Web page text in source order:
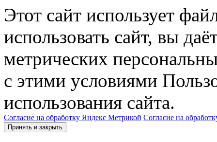
Этот сайт использует
использовать сайт, вы
метрических
с этими условиями
использования сайта.
Согласие на обработку Яндекс Метрикой Согласие на
Принять и закрыть